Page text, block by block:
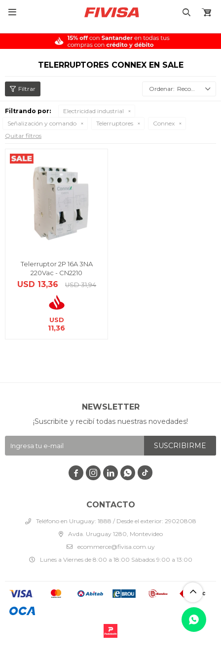

TELERRUPTORES CONNEX EN SALE
Recomendados
Filtrando por:
Electricidad industrial
Señalización y comando
Telerruptores
Connex
Quitar filtros
Telerruptor 2P 16A 3NA
220Vac - CN2210
USD 13,36 USD 31,94
USD
11,36
CONTACTO
Teléfono en Uruguay: 1888 / Desde el exterior: 29020808
Avda. Uruguay 1280, Montevideo
ecommerce@fivisa.com.uy
Lunes a Viernes de 8:00 a 18:00 Sábados 9:00 a 13:00
NEWSLETTER
¡Suscribite y recibí todas nuestras novedades!
SUSCRIBIRME
   